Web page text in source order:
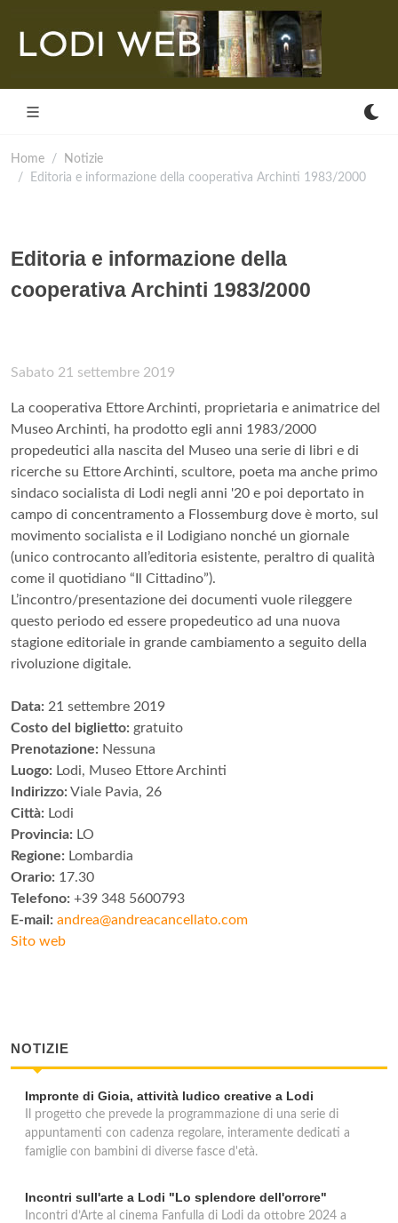
Home
Notizie
Editoria e informazione della cooperativa Archinti 1983/2000
Editoria e informazione della
cooperativa Archinti 1983/2000
Sabato 21 settembre 2019
La cooperativa Ettore Archinti, proprietaria e animatrice del
Museo Archinti, ha prodotto egli anni 1983/2000
propedeutici alla nascita del Museo una serie di libri e di
ricerche su Ettore Archinti, scultore, poeta ma anche primo
sindaco socialista di Lodi negli anni '20 e poi deportato in
campo di concentramento a Flossemburg dove è morto, sul
movimento socialista e il Lodigiano nonché un giornale
(unico controcanto all’editoria esistente, peraltro di qualità
come il quotidiano “Il Cittadino”).
L’incontro/presentazione dei documenti vuole rileggere
questo periodo ed essere propedeutico ad una nuova
stagione editoriale in grande cambiamento a seguito della
rivoluzione digitale.
Data: 21 settembre 2019
Costo del biglietto: gratuito
Prenotazione: Nessuna
Luogo: Lodi, Museo Ettore Archinti
Indirizzo: Viale Pavia, 26
Città: Lodi
Provincia: LO
Regione: Lombardia
Orario: 17.30
Telefono: +39 348 5600793
E-mail: andrea@andreacancellato.com
Sito web
NOTIZIE
Impronte di Gioia, attività ludico creative a Lodi
Il progetto che prevede la programmazione di una serie di
appuntamenti con cadenza regolare, interamente dedicati a
famiglie con bambini di diverse fasce d'età.
Incontri sull'arte a Lodi "Lo splendore dell'orrore"
Incontri d’Arte al cinema Fanfulla di Lodi da ottobre 2024 a